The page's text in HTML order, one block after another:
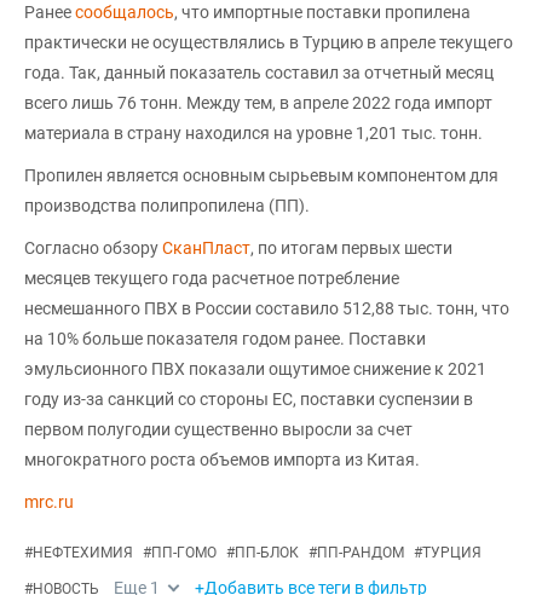
Ранеесообщалось, что импортные поставки пропилена
практически не осуществлялись в Турцию в апреле текущего
года. Так, данный показатель составил за отчетный месяц
всего лишь 76 тонн. Между тем, в апреле 2022 года импорт
материала в страну находился на уровне 1,201 тыс. тонн.
Пропилен является основным сырьевым компонентом для
производства полипропилена (ПП).
Согласно обзоруСканПласт, по итогам первых шести
месяцев текущего года расчетное потребление
несмешанного ПВХ в России составило 512,88 тыс. тонн, что
на 10% больше показателя годом ранее. Поставки
эмульсионного ПВХ показали ощутимое снижение к 2021
году из-за санкций со стороны ЕС, поставки суспензии в
первом полугодии существенно выросли за счет
многократного роста объемов импорта из Китая.
mrc.ru
#НЕФТЕХИМИЯ #ПП-ГОМО #ПП-БЛОК #ПП-РАНДОМ #ТУРЦИЯ
#НОВОСТЬ Еще 1 +Добавить все теги в фильтр